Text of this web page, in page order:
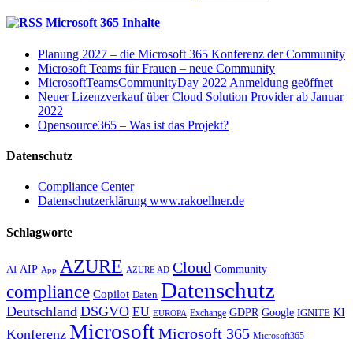
Microsoft 365 Inhalte
Planung 2027 – die Microsoft 365 Konferenz der Community
Microsoft Teams für Frauen – neue Community
MicrosoftTeamsCommunityDay 2022 Anmeldung geöffnet
Neuer Lizenzverkauf über Cloud Solution Provider ab Januar
2022
Opensource365 – Was ist das Projekt?
Datenschutz
Compliance Center
Datenschutzerklärung www.rakoellner.de
Schlagworte
AI AIP App AZURE AZURE AD Cloud Community
compliance Copilot Daten Datenschutz
Deutschland DSGVO EU EUROPA Exchange GDPR Google IGNITE KI
Konferenz MicrosoftMicrosoft 365 Microsoft365